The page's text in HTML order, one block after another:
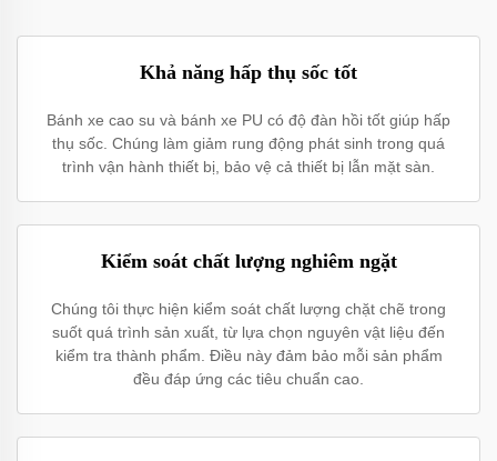
Khả năng hấp thụ sốc tốt
Bánh xe cao su và bánh xe PU có độ đàn hồi tốt giúp hấp
thụ sốc. Chúng làm giảm rung động phát sinh trong quá
trình vận hành thiết bị, bảo vệ cả thiết bị lẫn mặt sàn.
Kiểm soát chất lượng nghiêm ngặt
Chúng tôi thực hiện kiểm soát chất lượng chặt chẽ trong
suốt quá trình sản xuất, từ lựa chọn nguyên vật liệu đến
kiểm tra thành phẩm. Điều này đảm bảo mỗi sản phẩm
đều đáp ứng các tiêu chuẩn cao.